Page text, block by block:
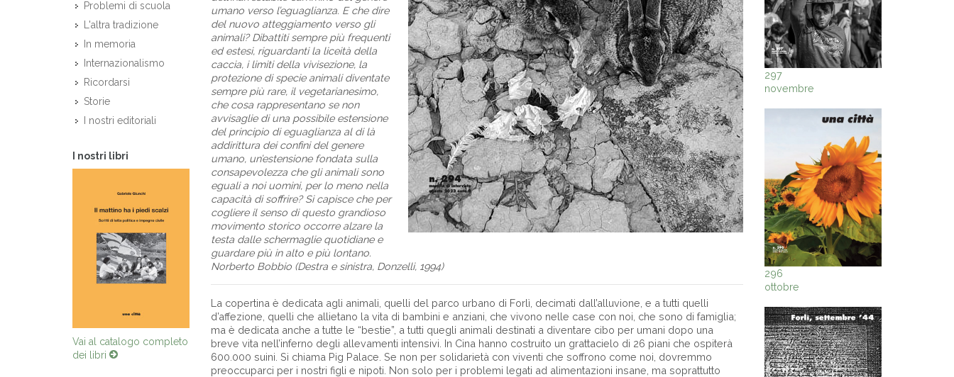
Problemi di scuola
L'altra tradizione
In memoria
Internazionalismo
Ricordarsi
Storie
I nostri editoriali
I nostri libri
Vai al catalogo completo
dei libri
umano verso l’eguaglianza. E che dire
del nuovo atteggiamento verso gli
animali? Dibattiti sempre più frequenti
ed estesi, riguardanti la liceità della
caccia, i limiti della vivisezione, la
protezione di specie animali diventate
sempre più rare, il vegetarianesimo,
che cosa rappresentano se non
avvisaglie di una possibile estensione
del principio di eguaglianza al di là
addirittura dei confini del genere
umano, un’estensione fondata sulla
consapevolezza che gli animali sono
eguali a noi uomini, per lo meno nella
capacità di soffrire? Si capisce che per
cogliere il senso di questo grandioso
movimento storico occorre alzare la
testa dalle schermaglie quotidiane e
guardare più in alto e più lontano.
Norberto Bobbio (Destra e sinistra, Donzelli, 1994)
La copertina è dedicata agli animali, quelli del parco urbano di Forlì, decimati dall’alluvione, e a tutti quelli
d’affezione, quelli che allietano la vita di bambini e anziani, che vivono nelle case con noi, che sono di famiglia;
ma è dedicata anche a tutte le “bestie”, a tutti quegli animali destinati a diventare cibo per umani dopo una
breve vita nell’inferno degli allevamenti intensivi. In Cina hanno costruito un grattacielo di 26 piani che ospiterà
600.000 suini. Si chiama Pig Palace. Se non per solidarietà con viventi che soffrono come noi, dovremmo
preoccuparci per i nostri figli e nipoti. Non solo per i problemi legati ad alimentazioni insane, ma soprattutto
297
novembre
296
ottobre